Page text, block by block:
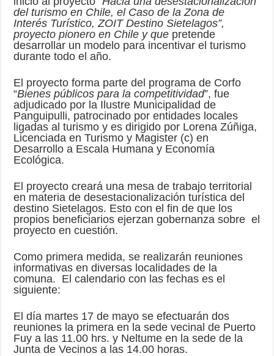
del turismo en Chile, el Caso de la Zona de
Interés Turístico, ZOIT Destino Sietelagos”,
proyecto pionero en Chile y que pretende
desarrollar un modelo para incentivar el turismo
durante todo el año.
El proyecto forma parte del programa de Corfo
“Bienes públicos para la competitividad”, fue
adjudicado por la Ilustre Municipalidad de
Panguipulli, patrocinado por entidades locales
ligadas al turismo y es dirigido por Lorena Zúñiga,
Licenciada en Turismo y Magister (c) en
Desarrollo a Escala Humana y Economía
Ecológica.
El proyecto creará una mesa de trabajo territorial
en materia de desestacionalización turística del
destino Sietelagos. Esto con el fin de que los
propios beneficiarios ejerzan gobernanza sobre el
proyecto en cuestión.
Como primera medida, se realizarán reuniones
informativas en diversas localidades de la
comuna. El calendario con las fechas es el
siguiente:
El día martes 17 de mayo se efectuarán dos
reuniones la primera en la sede vecinal de Puerto
Fuy a las 11.00 hrs. y Neltume en la sede de la
Junta de Vecinos a las 14.00 horas.